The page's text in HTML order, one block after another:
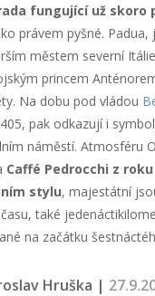
fungující už skoro
právem pyšné. Padua,
městem severní
princem
Na dobu pod vládou
pak odkazují i
náměstí. Atmosféru
Caffé Pedrocchi z roku
stylu, majestátní
také
na začátku
Hruška |